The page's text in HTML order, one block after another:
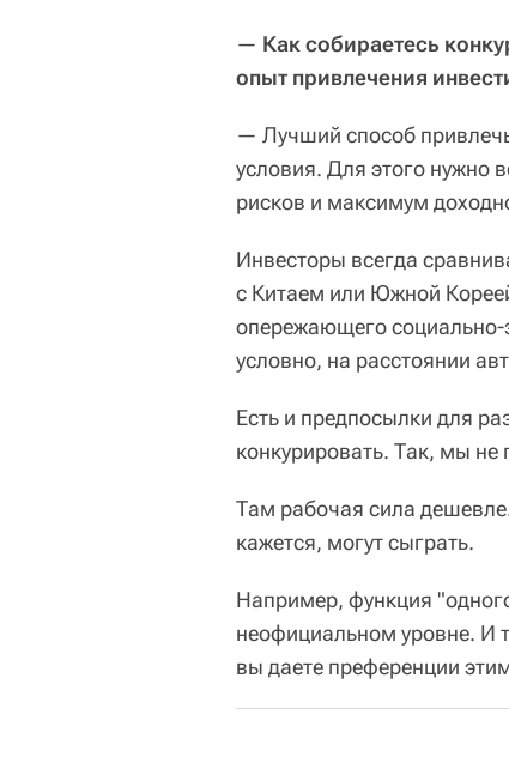
— Как собираетесь
опыт привлечения
— Лучший способ
условия. Для этого нужно
рисков и максимум
Инвесторы всегда
с Китаем или Южной
опережающего социально-
условно, на расстоянии
Есть и предпосылки для
конкурировать. Так, мы не
Там рабочая сила
кажется, могут сыграть.
Например, функция
неофициальном уровне. И
вы даете преференции